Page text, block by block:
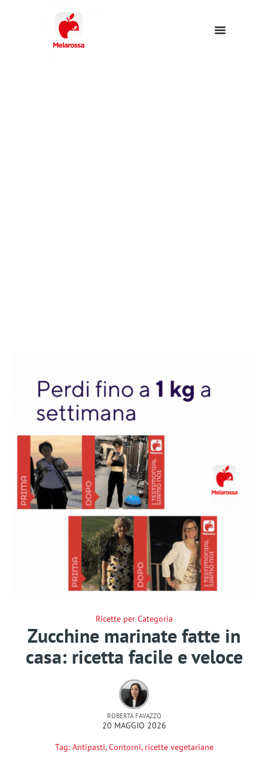
Ricette per Categoria
Zucchine marinate fatte in
casa: ricetta facile e veloce
ROBERTA FAVAZZO
20 MAGGIO 2026
Tag: Antipasti,Contorni, ricette vegetariane